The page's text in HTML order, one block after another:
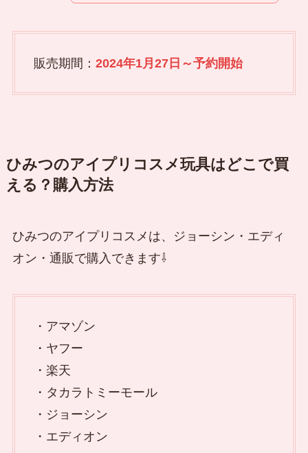
販売期間： 2024年1月27日～予約開始
ひみつのアイプリコスメ玩具はどこで買
える？購入方法
ひみつのアイプリコスメは、ジョーシン・エディ
オン・通販で購入できます⇩
・アマゾン
・ヤフー
・楽天
・タカラトミーモール
・ジョーシン
・エディオン